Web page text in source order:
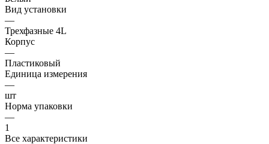
Вид установки
—
Трехфазные 4L
Корпус
—
Пластиковый
Единица измерения
—
шт
Норма упаковки
—
1
Все характеристики